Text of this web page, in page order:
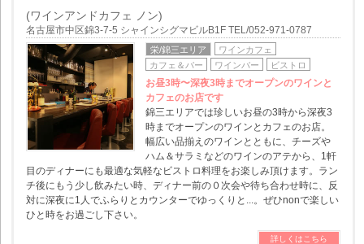
(ワインアンドカフェ ノン)
名古屋市中区錦3-7-5 シャインシグマビルB1F TEL/052-971-0787
栄/錦三エリア
ワインカフェ
カフェ＆バー
ワインバー ビストロ
お昼3時〜深夜3時までオープンのワインと
カフェのお店です
錦三エリアでは珍しいお昼の3時から深夜3
時までオープンのワインとカフェのお店。
幅広い品揃えのワインとともに、チーズや
ハム＆サラミなどのワインのアテから、1軒
目のディナーにも最適な気軽なビストロ料理をお楽しみ頂けます。ラン
チ後にもう少し飲みたい時、ディナー前の０次会や待ち合わせ時に、反
対に深夜に1人でふらりとカウンターでゆっくりと...。ぜひnonで楽しい
ひと時をお過ごし下さい。
詳しくはこちら